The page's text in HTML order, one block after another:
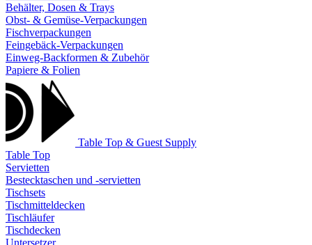
Behälter, Dosen & Trays
Obst- & Gemüse-Verpackungen
Fischverpackungen
Feingebäck-Verpackungen
Einweg-Backformen & Zubehör
Papiere & Folien
Table Top & Guest Supply
Table Top
Servietten
Bestecktaschen und -servietten
Tischsets
Tischmitteldecken
Tischläufer
Tischdecken